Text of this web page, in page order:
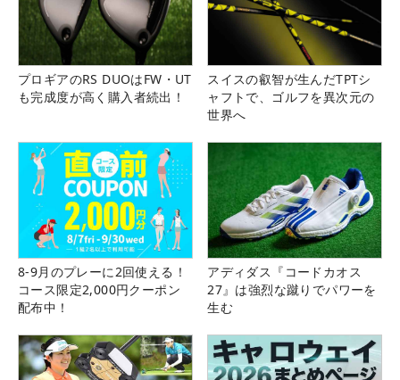
プロギアのRS DUOはFW・UT
も完成度が高く購入者続出！
スイスの叡智が生んだTPTシ
ャフトで、ゴルフを異次元の
世界へ
8-9月のプレーに2回使える！
コース限定2,000円クーポン
配布中！
アディダス『コードカオス
27』は強烈な蹴りでパワーを
生む